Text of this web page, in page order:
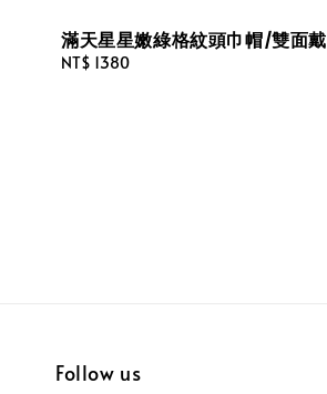
滿天星星嫩綠格紋頭巾帽/雙面戴
Regular
NT$ 1380
Follow us